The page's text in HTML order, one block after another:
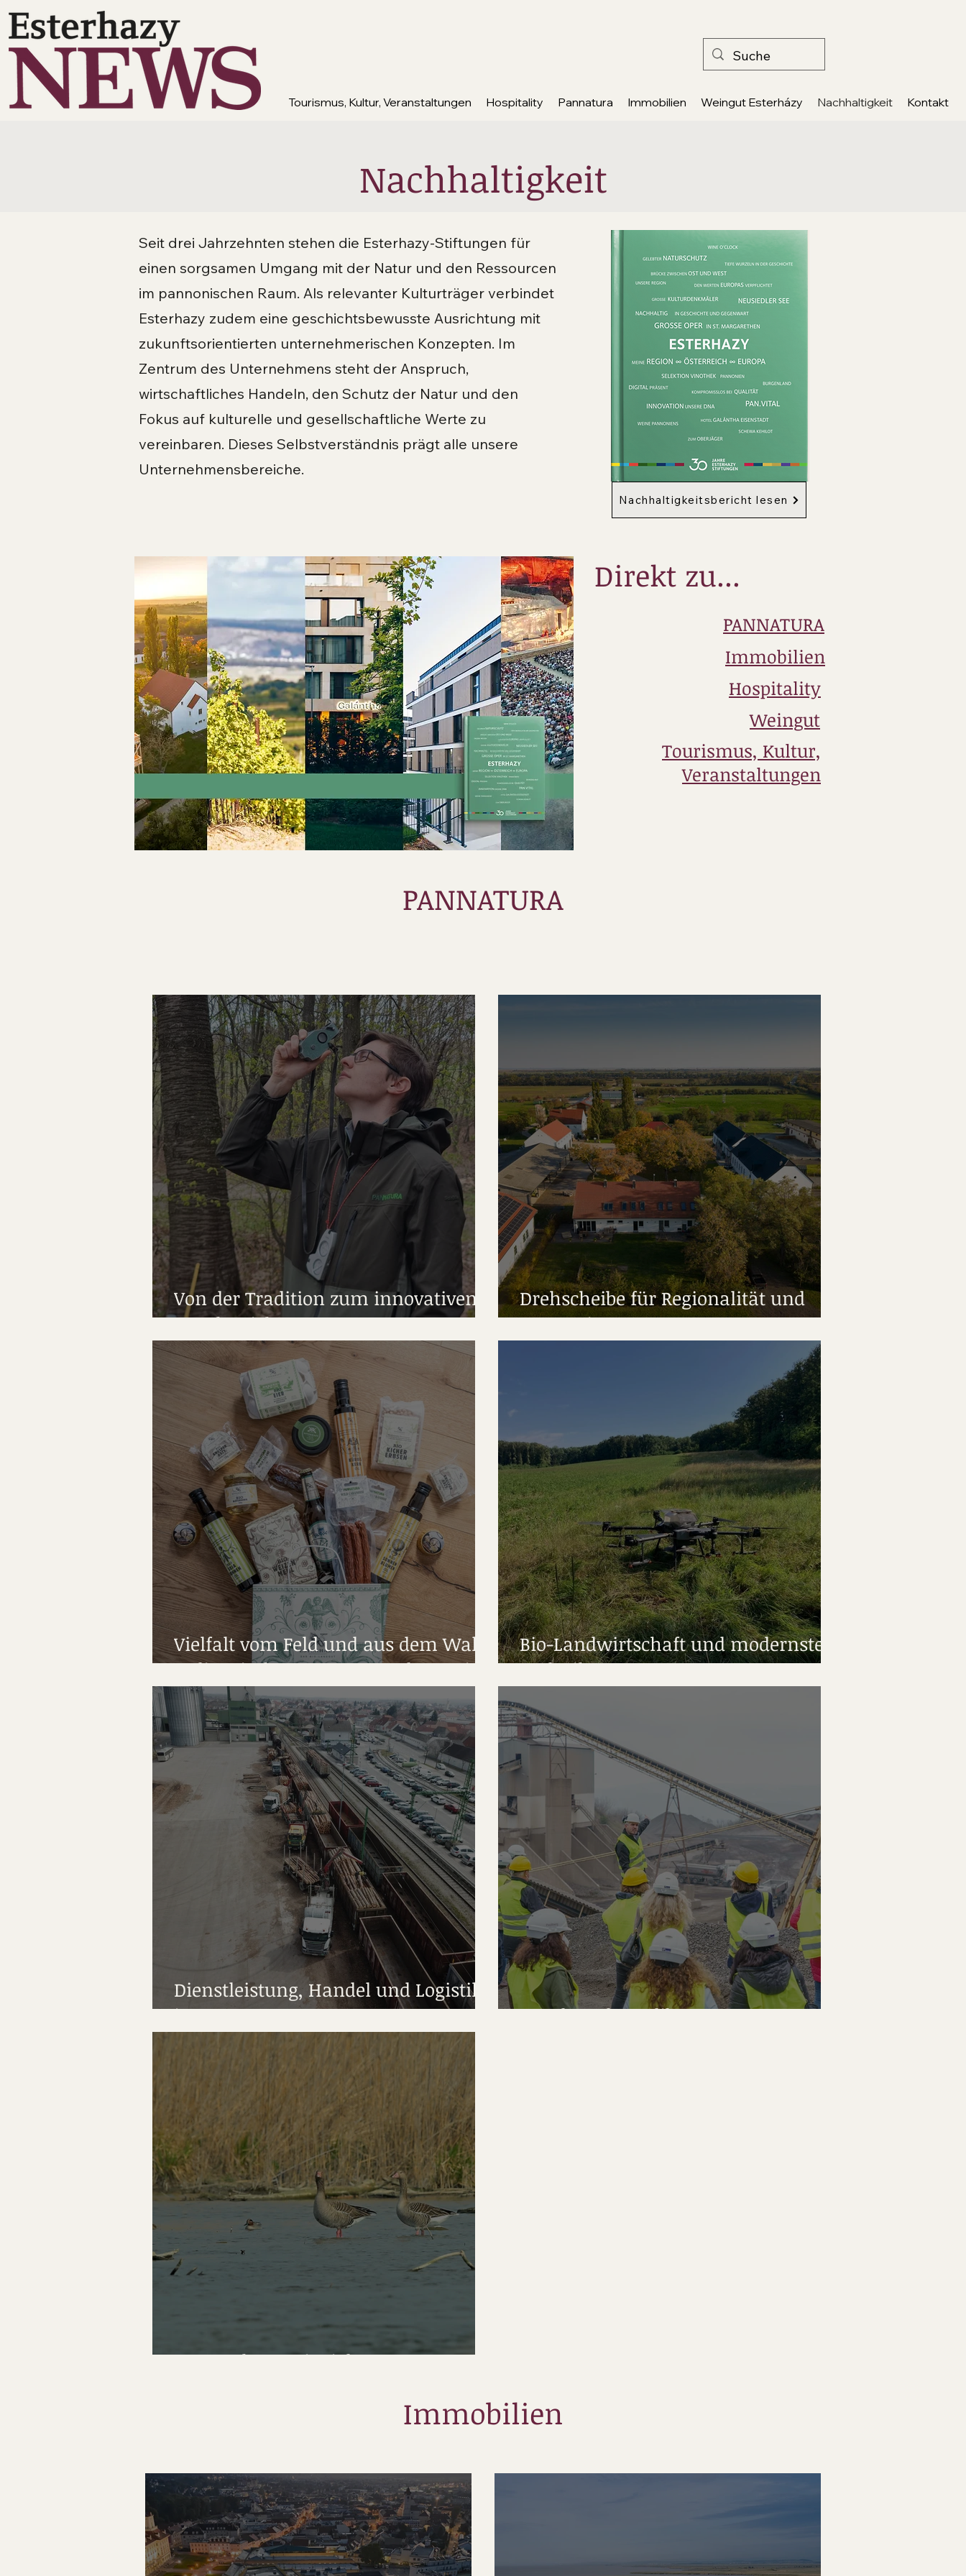
Tourismus, Kultur, Veranstaltungen Hospitality Pannatura Immobilien Weingut Esterházy Nachhaltigkeit Kontakt
Nachhaltigkeit
Seit drei Jahrzehnten stehen die Esterhazy-Stiftungen für
einen sorgsamen Umgang mit der Natur und den Ressourcen
im pannonischen Raum. Als relevanter Kulturträger verbindet
Esterhazy zudem eine geschichtsbewusste Ausrichtung mit
zukunftsorientierten unternehmerischen Konzepten. Im
Zentrum des Unternehmens steht der Anspruch,
wirtschaftliches Handeln, den Schutz der Natur und den
Fokus auf kulturelle und gesellschaftliche Werte zu
vereinbaren. Dieses Selbstverständnis prägt alle unsere
Unternehmensbereiche.
Nachhaltigkeitsbericht lesen
Direkt zu...
PANNATURA
Immobilien
Hospitality
Weingut
Tourismus, Kultur,
Veranstaltungen
PANNATURA
Von der Tradition zum innovativen
Forstbetrieb
Drehscheibe für Regionalität und
Innovation
Vielfalt vom Feld und aus dem Wald:
Kulinarischer Genuss aus der Region
Bio-Landwirtschaft und modernste
Technik
Dienstleistung, Handel und Logistik
im Forst
Basaltwerk Pauliberg
Naturschutz mit vielen Facetten
Immobilien